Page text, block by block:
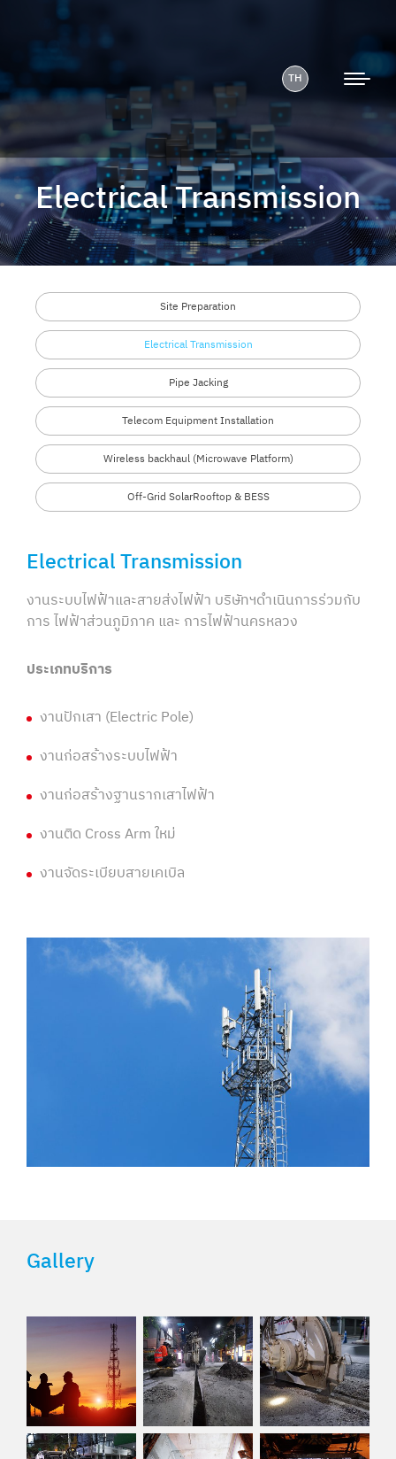
TH
Electrical Transmission
Site Preparation
ElectricalTransmission
Pipe Jacking
Telecom EquipmentInstallation
Wireless backhaul (Microwave Platform)
Off-Grid SolarRooftop & BESS
Electrical Transmission
งานระบบไฟฟ้าและสายส่งไฟฟ้า บริษัทฯดำเนินการร่วมกับ
การ ไฟฟ้าส่วนภูมิภาค และ การไฟฟ้านครหลวง
ประเภทบริการ
งานปักเสา (Electric Pole)
งานก่อสร้างระบบไฟฟ้า
งานก่อสร้างฐานรากเสาไฟฟ้า
งานติด Cross Arm ใหม่
งานจัดระเบียบสายเคเบิล
Gallery